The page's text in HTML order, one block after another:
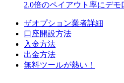
2.0倍のペイアウト率にデモ
ザオプション業者詳細
口座開設方法
入金方法
出金方法
無料ツールが熱い！